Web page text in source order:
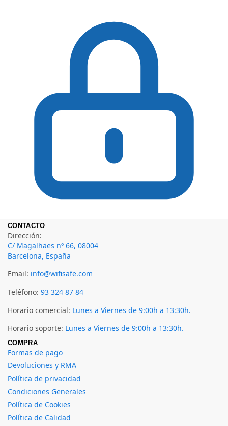
CONTACTO
Dirección:
C/ Magalhäes nº 66, 08004
Barcelona, España
Email: info@wifisafe.com
Teléfono: 93 324 87 84
Horario comercial: Lunes a Viernes de 9:00h a 13:30h.
Horario soporte: Lunes a Viernes de 9:00h a 13:30h.
COMPRA
Formas de pago
Devoluciones y RMA
Política de privacidad
Condiciones Generales
Política de Cookies
Política de Calidad